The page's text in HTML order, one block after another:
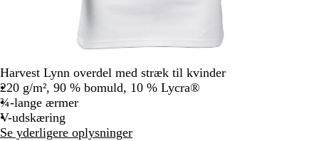
Harvest Lynn overdel med stræk til kvinder
220 g/m², 90 % bomuld, 10 % Lycra®
¾-lange ærmer
V-udskæring
Se yderligere oplysninger